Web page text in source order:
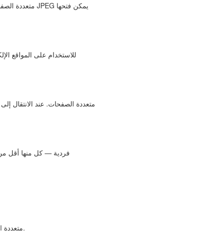
أضف مجلدًا كاملاً من ملفات TIFF متعددة الصفحات وقسّمها جميعًا دفعة واحدة. لا إعداد لكل ملف ولا عدّ يدوي للصفحات.